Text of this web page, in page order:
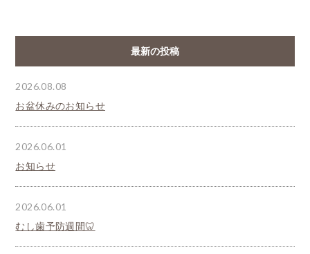
最新の投稿
2026.08.08
お盆休みのお知らせ
2026.06.01
お知らせ
2026.06.01
むし歯予防週間🦷